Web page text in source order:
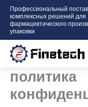
Перейти
содержимому
Профессиональный
комплексных решений для
фармацевтического
упаковки
политика